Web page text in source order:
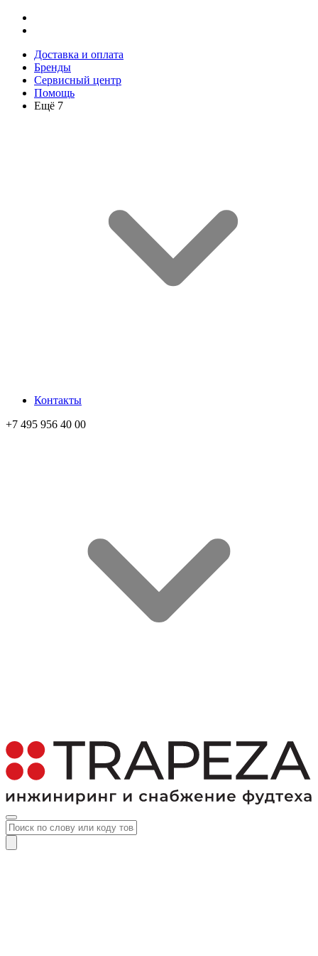
Доставка и оплата
Бренды
Сервисный центр
Помощь
Ещё 7
Контакты
+7 495 956 40 00